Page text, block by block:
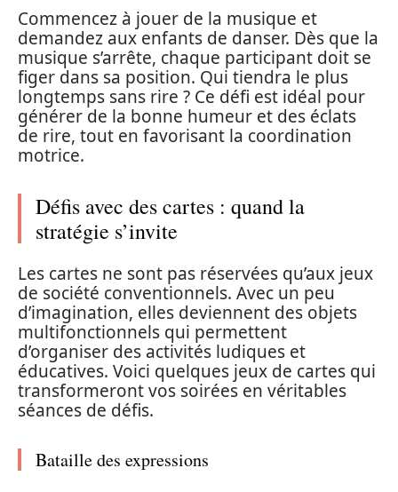
Commencez à jouer de la musique et
demandez aux enfants de danser. Dès que la
musique s’arrête, chaque participant doit se
figer dans sa position. Qui tiendra le plus
longtemps sans rire ? Ce défi est idéal pour
générer de la bonne humeur et des éclats
de rire, tout en favorisant la coordination
motrice.
Défis avec des cartes : quand la
stratégie s’invite
Les cartes ne sont pas réservées qu’aux jeux
de société conventionnels. Avec un peu
d’imagination, elles deviennent des objets
multifonctionnels qui permettent
d’organiser des activités ludiques et
éducatives. Voici quelques jeux de cartes qui
transformeront vos soirées en véritables
séances de défis.
Bataille des expressions